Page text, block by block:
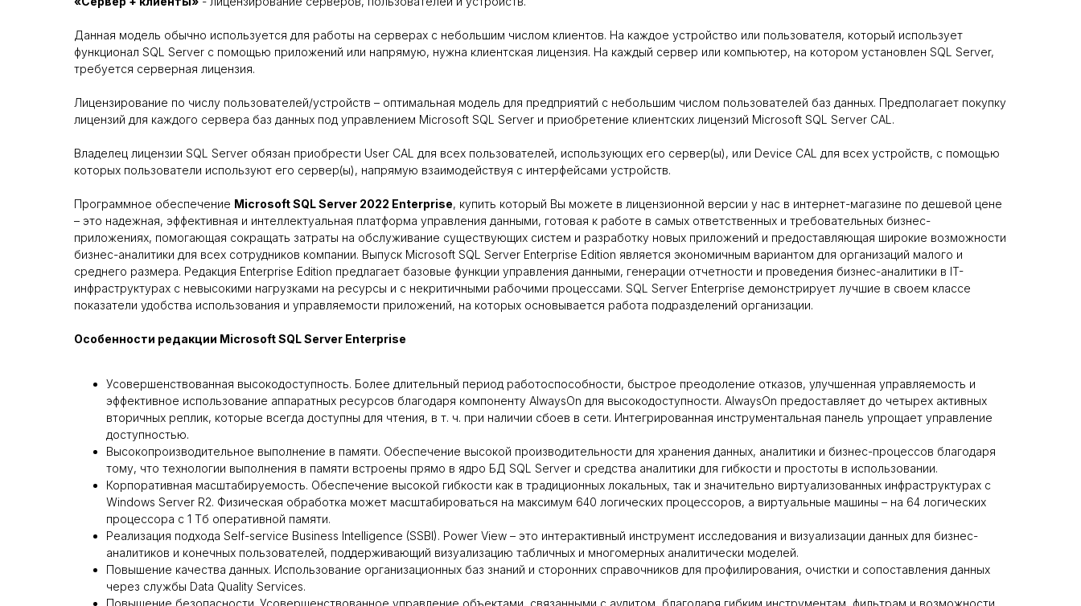
Данная модель обычно используется для работы на серверах с небольшим числом клиентов. На каждое устройство или пользователя, который использует
функционал SQL Server с помощью приложений или напрямую, нужна клиентская лицензия. На каждый сервер или компьютер, на котором установлен SQL Server,
требуется серверная лицензия.
Лицензирование по числу пользователей/устройств – оптимальная модель для предприятий с небольшим числом пользователей баз данных. Предполагает покупку
лицензий для каждого сервера баз данных под управлением Microsoft SQL Server и приобретение клиентских лицензий Microsoft SQL Server CAL.
Владелец лицензии SQL Server обязан приобрести User CAL для всех пользователей, использующих его сервер(ы), или Device CAL для всех устройств, с помощью
которых пользователи используют его сервер(ы), напрямую взаимодействуя с интерфейсами устройств.
Программное обеспечение Microsoft SQL Server 2022 Enterprise, купить который Вы можете в лицензионной версии у нас в интернет-магазине по дешевой цене
– это надежная, эффективная и интеллектуальная платформа управления данными, готовая к работе в самых ответственных и требовательных бизнес-
приложениях, помогающая сокращать затраты на обслуживание существующих систем и разработку новых приложений и предоставляющая широкие возможности
бизнес-аналитики для всех сотрудников компании. Выпуск Microsoft SQL Server Enterprise Edition является экономичным вариантом для организаций малого и
среднего размера. Редакция Enterprise Edition предлагает базовые функции управления данными, генерации отчетности и проведения бизнес-аналитики в IT-
инфраструктурах с невысокими нагрузками на ресурсы и с некритичными рабочими процессами. SQL Server Enterprise демонстрирует лучшие в своем классе
показатели удобства использования и управляемости приложений, на которых основывается работа подразделений организации.
Особенности редакции Microsoft SQL Server Enterprise
Усовершенствованная высокодоступность. Более длительный период работоспособности, быстрое преодоление отказов, улучшенная управляемость и
эффективное использование аппаратных ресурсов благодаря компоненту AlwaysOn для высокодоступности. AlwaysOn предоставляет до четырех активных
вторичных реплик, которые всегда доступны для чтения, в т. ч. при наличии сбоев в сети. Интегрированная инструментальная панель упрощает управление
доступностью.
Высокопроизводительное выполнение в памяти. Обеспечение высокой производительности для хранения данных, аналитики и бизнес-процессов благодаря
тому, что технологии выполнения в памяти встроены прямо в ядро БД SQL Server и средства аналитики для гибкости и простоты в использовании.
Корпоративная масштабируемость. Обеспечение высокой гибкости как в традиционных локальных, так и значительно виртуализованных инфраструктурах с
Windows Server R2. Физическая обработка может масштабироваться на максимум 640 логических процессоров, а виртуальные машины – на 64 логических
процессора с 1 Тб оперативной памяти.
Реализация подхода Self-service Business Intelligence (SSBI). Power View – это интерактивный инструмент исследования и визуализации данных для бизнес-
аналитиков и конечных пользователей, поддерживающий визуализацию табличных и многомерных аналитически моделей.
Повышение качества данных. Использование организационных баз знаний и сторонних справочников для профилирования, очистки и сопоставления данных
через службы Data Quality Services.